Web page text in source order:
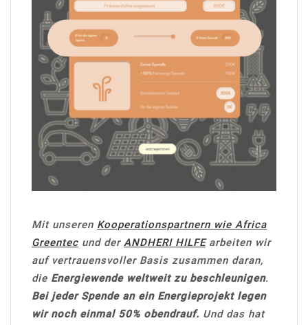
Mit unseren Kooperationspartnern wie Africa
Greentec und der ANDHERI HILFEarbeiten wir
auf vertrauensvoller Basis zusammen daran,
die Energiewende weltweit zu beschleunigen.
Bei jeder Spende an ein Energieprojekt legen
wir noch einmal 50% obendrauf. Und das hat